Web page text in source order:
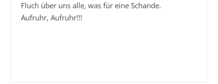
Fluch über uns alle, was für eine Schande.
Aufruhr, Aufruhr!!!